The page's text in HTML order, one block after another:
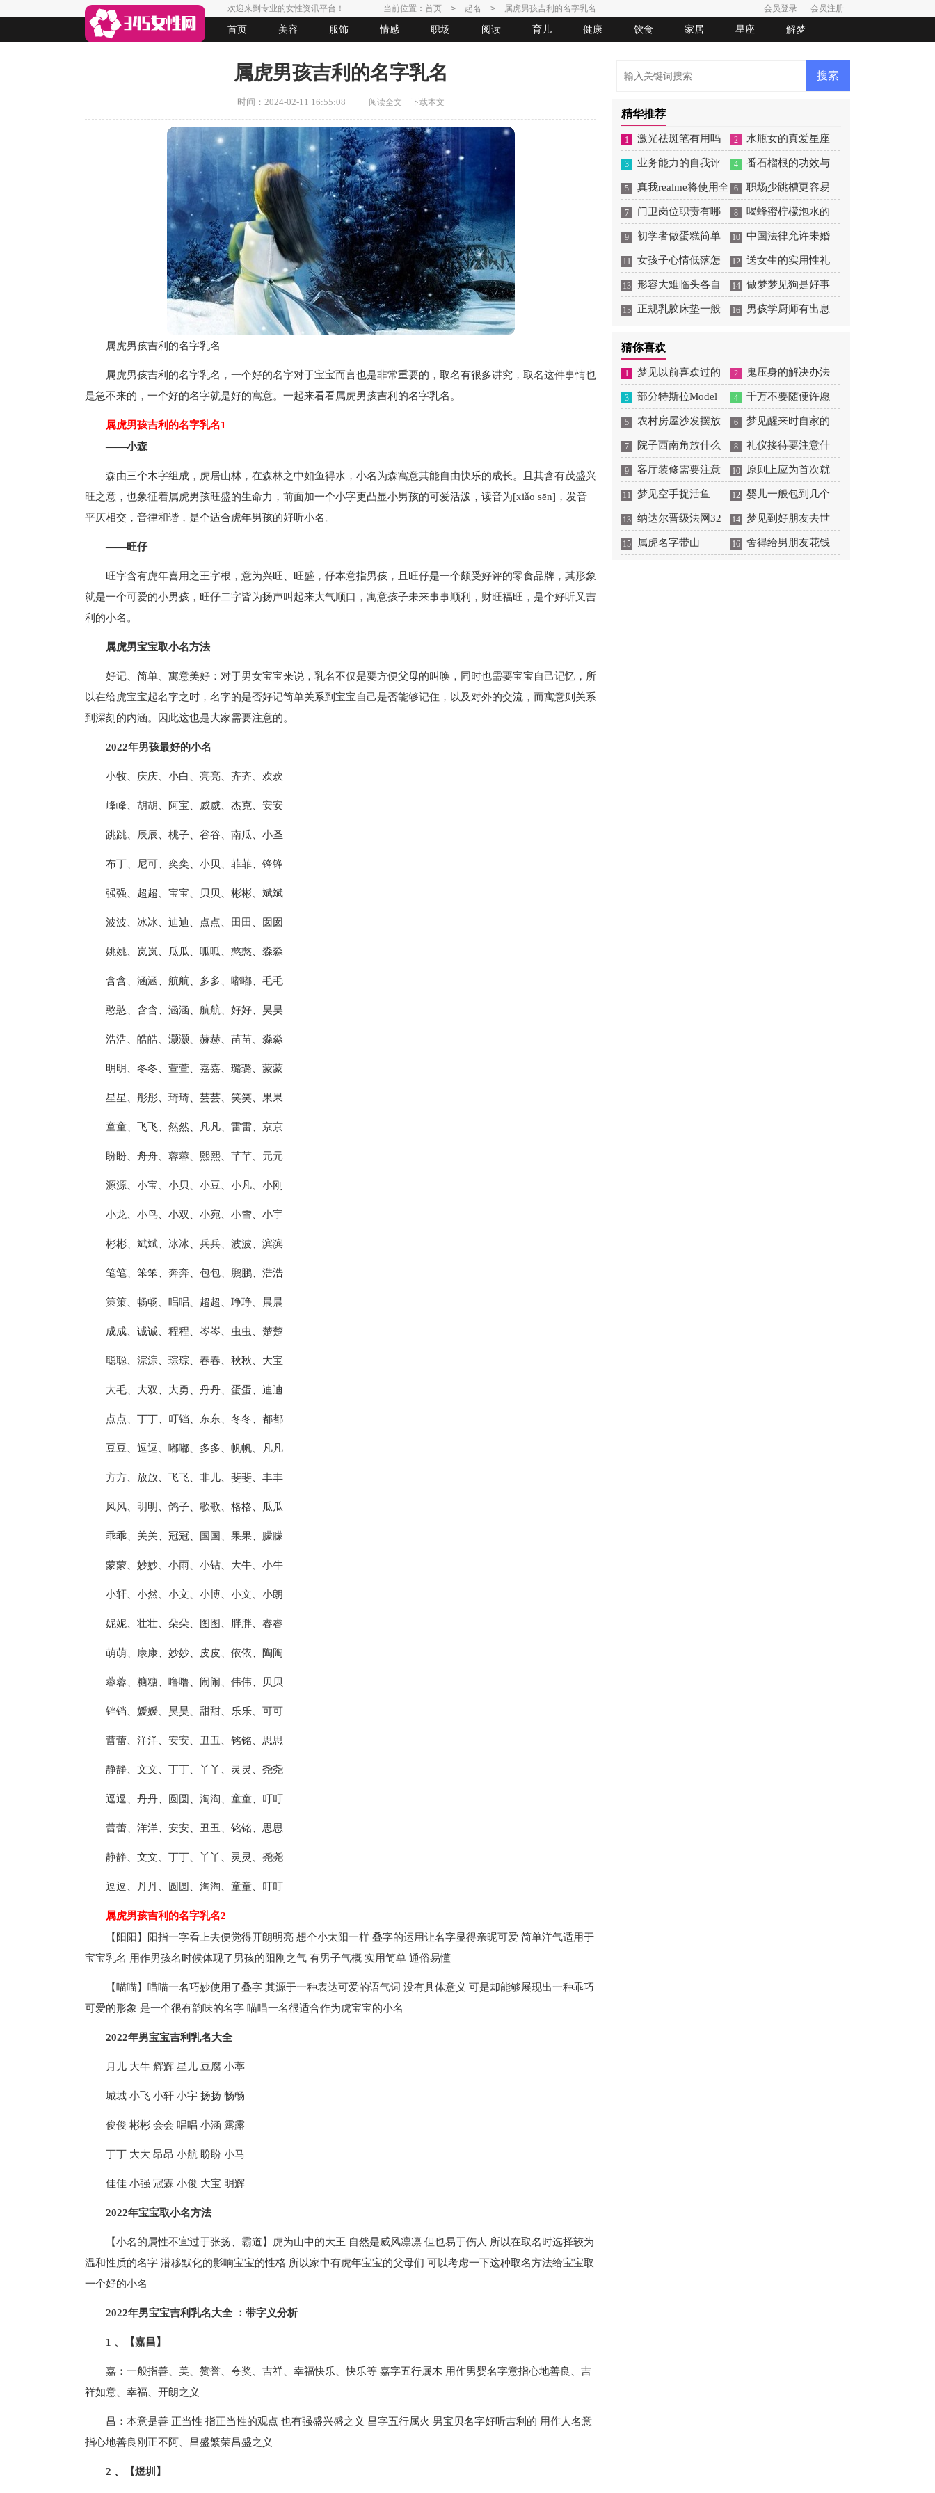
欢迎来到专业的女性资讯平台！ 会员登录 会员注册
首页 美容 服饰 情感 职场 阅读 育儿 健康 饮食 家居 星座 解梦
当前位置：首页 > 起名 > 属虎男孩吉利的名字乳名
属虎男孩吉利的名字乳名
时间：2024-02-11 16:55:08 阅读全文 下载本文
属虎男孩吉利的名字乳名
属虎男孩吉利的名字乳名，一个好的名字对于宝宝而言也是非常重要的，取名有很多讲究，取名这件事情也
是急不来的，一个好的名字就是好的寓意。一起来看看属虎男孩吉利的名字乳名。
属虎男孩吉利的名字乳名1
——小森
森由三个木字组成，虎居山林，在森林之中如鱼得水，小名为森寓意其能自由快乐的成长。且其含有茂盛兴
旺之意，也象征着属虎男孩旺盛的生命力，前面加一个小字更凸显小男孩的可爱活泼，读音为[xiǎo sēn]，发音
平仄相交，音律和谐，是个适合虎年男孩的好听小名。
——旺仔
旺字含有虎年喜用之王字根，意为兴旺、旺盛，仔本意指男孩，且旺仔是一个颇受好评的零食品牌，其形象
就是一个可爱的小男孩，旺仔二字皆为扬声叫起来大气顺口，寓意孩子未来事事顺利，财旺福旺，是个好听又吉
利的小名。
属虎男宝宝取小名方法
好记、简单、寓意美好：对于男女宝宝来说，乳名不仅是要方便父母的叫唤，同时也需要宝宝自己记忆，所
以在给虎宝宝起名字之时，名字的是否好记简单关系到宝宝自己是否能够记住，以及对外的交流，而寓意则关系
到深刻的内涵。因此这也是大家需要注意的。
2022年男孩最好的小名
小牧、庆庆、小白、亮亮、齐齐、欢欢
峰峰、胡胡、阿宝、威威、杰克、安安
跳跳、辰辰、桃子、谷谷、南瓜、小圣
布丁、尼可、奕奕、小贝、菲菲、锋锋
强强、超超、宝宝、贝贝、彬彬、斌斌
波波、冰冰、迪迪、点点、田田、囡囡
姚姚、岚岚、瓜瓜、呱呱、憨憨、淼淼
含含、涵涵、航航、多多、嘟嘟、毛毛
憨憨、含含、涵涵、航航、好好、昊昊
浩浩、皓皓、灏灏、赫赫、苗苗、淼淼
明明、冬冬、萱萱、嘉嘉、璐璐、蒙蒙
星星、彤彤、琦琦、芸芸、笑笑、果果
童童、飞飞、然然、凡凡、雷雷、京京
盼盼、舟舟、蓉蓉、熙熙、芊芊、元元
源源、小宝、小贝、小豆、小凡、小刚
小龙、小鸟、小双、小宛、小雪、小宇
彬彬、斌斌、冰冰、兵兵、波波、滨滨
笔笔、笨笨、奔奔、包包、鹏鹏、浩浩
策策、畅畅、唱唱、超超、琤琤、晨晨
成成、诚诚、程程、岑岑、虫虫、楚楚
聪聪、淙淙、琮琮、春春、秋秋、大宝
大毛、大双、大勇、丹丹、蛋蛋、迪迪
点点、丁丁、叮铛、东东、冬冬、都都
豆豆、逗逗、嘟嘟、多多、帆帆、凡凡
方方、放放、飞飞、非儿、斐斐、丰丰
风风、明明、鸽子、歌歌、格格、瓜瓜
乖乖、关关、冠冠、国国、果果、朦朦
蒙蒙、妙妙、小雨、小钻、大牛、小牛
小轩、小然、小文、小博、小文、小朗
妮妮、壮壮、朵朵、图图、胖胖、睿睿
萌萌、康康、妙妙、皮皮、依依、陶陶
蓉蓉、糖糖、噜噜、闹闹、伟伟、贝贝
铛铛、媛媛、昊昊、甜甜、乐乐、可可
蕾蕾、洋洋、安安、丑丑、铭铭、思思
静静、文文、丁丁、丫丫、灵灵、尧尧
逗逗、丹丹、圆圆、淘淘、童童、叮叮
蕾蕾、洋洋、安安、丑丑、铭铭、思思
静静、文文、丁丁、丫丫、灵灵、尧尧
逗逗、丹丹、圆圆、淘淘、童童、叮叮
属虎男孩吉利的名字乳名2
【阳阳】阳指一字看上去便觉得开朗明亮 想个小太阳一样 叠字的运用让名字显得亲昵可爱 简单洋气适用于
宝宝乳名 用作男孩名时候体现了男孩的阳刚之气 有男子气概 实用简单 通俗易懂
【喵喵】喵喵一名巧妙使用了叠字 其源于一种表达可爱的语气词 没有具体意义 可是却能够展现出一种乖巧
可爱的形象 是一个很有韵味的名字 喵喵一名很适合作为虎宝宝的小名
2022年男宝宝吉利乳名大全
月儿 大牛 辉辉 星儿 豆腐 小葶
城城 小飞 小轩 小宇 扬扬 畅畅
俊俊 彬彬 会会 唱唱 小涵 露露
丁丁 大大 昂昂 小航 盼盼 小马
佳佳 小强 冠霖 小俊 大宝 明辉
2022年宝宝取小名方法
【小名的属性不宜过于张扬、霸道】虎为山中的大王 自然是威风凛凛 但也易于伤人 所以在取名时选择较为
温和性质的名字 潜移默化的影响宝宝的性格 所以家中有虎年宝宝的父母们 可以考虑一下这种取名方法给宝宝取
一个好的小名
2022年男宝宝吉利乳名大全 ：带字义分析
1 、【嘉昌】
嘉：一般指善、美、赞誉、夸奖、吉祥、幸福快乐、快乐等 嘉字五行属木 用作男婴名字意指心地善良、吉
祥如意、幸福、开朗之义
昌：本意是善 正当性 指正当性的观点 也有强盛兴盛之义 昌字五行属火 男宝贝名字好听吉利的 用作人名意
指心地善良刚正不阿、昌盛繁荣昌盛之义
2 、【煜圳】
精华推荐
1 激光祛斑笔有用吗 2 水瓶女的真爱星座
3 业务能力的自我评
价
4 番石榴根的功效与
作用
5 真我realme将使用全
新Logo
6 职场少跳槽更容易
收获成功
7 门卫岗位职责有哪
些
8 喝蜂蜜柠檬泡水的
功效和好处
9 初学者做蛋糕简单
操作
10 中国法律允许未婚
生子吗
11 女孩子心情低落怎
么哄
12 送女生的实用性礼
物
13 形容大难临头各自
飞的词
14 做梦梦见狗是好事
还是坏事
15 正规乳胶床垫一般 16 男孩学厨师有出息
猜你喜欢
1 梦见以前喜欢过的
男生喜欢自己
2 鬼压身的解决办法
3 部分特斯拉Model
3/Y因缺少零件无法正
常向车主交付
4 千万不要随便许愿
5 农村房屋沙发摆放
位置
6 梦见醒来时自家的
入户门开着
7 院子西南角放什么
旺财
8 礼仪接待要注意什
么
9 客厅装修需要注意
哪些风水
10 原则上应为首次就
业
11 梦见空手捉活鱼 12 婴儿一般包到几个
月
13 纳达尔晋级法网32
强，实现大满贯300胜
14 梦见到好朋友去世
是什么意思
15 属虎名字带山 16 舍得给男朋友花钱